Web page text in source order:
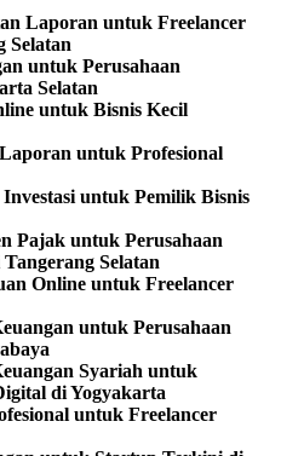
Laporan untuk Freelancer
Selatan
untuk Perusahaan
Selatan
untuk Bisnis Kecil
untuk Profesional
untuk Pemilik Bisnis
Pajak untuk Perusahaan
Selatan
Online untuk Freelancer
untuk Perusahaan
Syariah untuk
di Yogyakarta
untuk Freelancer